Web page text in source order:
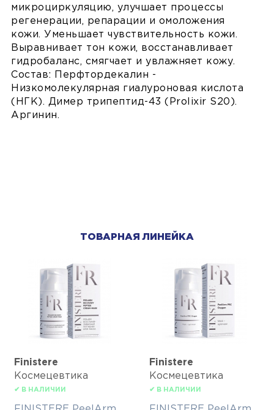
микроциркуляцию, улучшает процессы
регенерации, репарации и омоложения
кожи. Уменьшает чувствительность кожи.
Выравнивает тон кожи, восстанавливает
гидробаланс, смягчает и увлажняет кожу.
Состав: Перфтордекалин -
Низкомолекулярная гиалуроновая кислота
(НГК). Димер трипептид-43 (Prolixir S20).
Аргинин.
ТОВАРНАЯ ЛИНЕЙКА
Finisterе
Космецевтика
✔ В НАЛИЧИИ
Finisterе
Космецевтика
✔ В НАЛИЧИИ